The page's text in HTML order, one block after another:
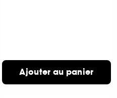
Ajouter au panier